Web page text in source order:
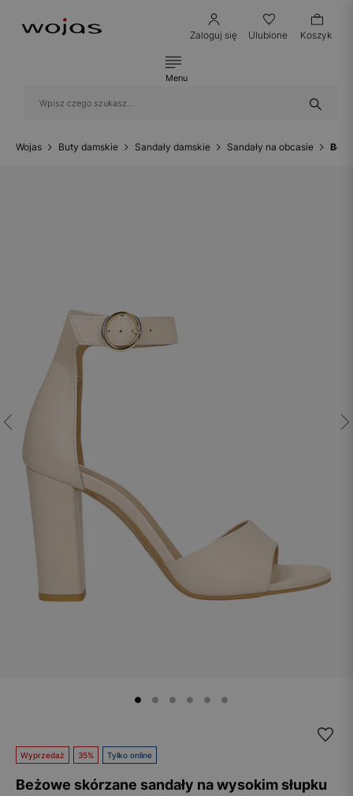
Zaloguj się Ulubione Koszyk
Menu
Wojas Buty damskie Sandały damskie Sandały na obcasie
Wyprzedaż 35% Tylko online
Beżowe skórzane sandały na wysokim słupku